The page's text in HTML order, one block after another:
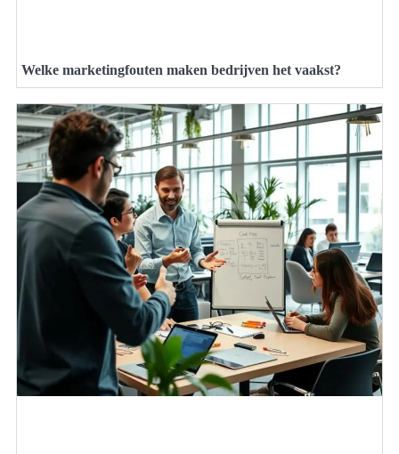
Welke marketingfouten maken bedrijven het vaakst?